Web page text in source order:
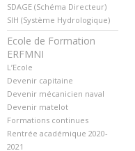
SDAGE (Schéma Directeur)
SIH (Système Hydrologique)
Ecole de Formation
ERFMNI
L’Ecole
Devenir capitaine
Devenir mécanicien naval
Devenir matelot
Formations continues
Rentrée académique 2020-
2021